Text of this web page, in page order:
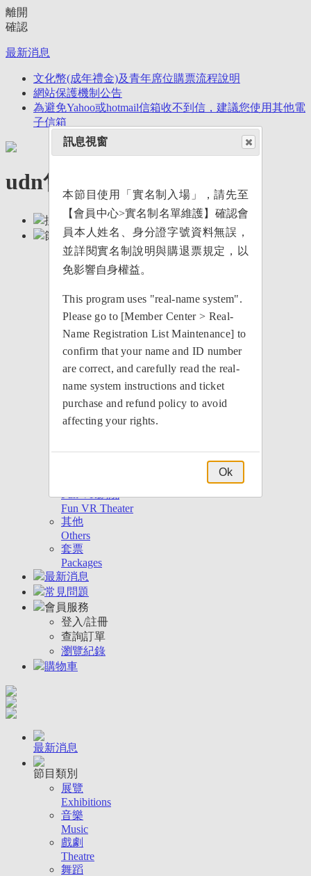
離開
確認
最新消息
文化幣(成年禮金)及青年席位購票流程說明
網站保護機制公告
為避免Yahoo或hotmail信箱收不到信，建議您使用其他電
子信箱
udn售票網
搜尋
節目類別
展覽
Exhibitions
音樂
戲劇
Theatre
舞蹈
Dance
親子
Family
演唱會
Concerts
運動
Sports
Conferences
Fun VR劇院
Fun VR Theater
其他
Others
套票
Packages
最新消息
常見問題
會員服務
登入/註冊
查詢訂單
瀏覽紀錄
購物車
最新消息
節目類別
展覽
Exhibitions
音樂
Music
戲劇
Theatre
舞蹈
訊息視窗
本節目使用「實名制入場」，請先至
【會員中心>實名制名單維護】確認會
員本人姓名、身分證字號資料無誤，
並詳閱實名制說明與購退票規定，以
免影響自身權益。
This program uses "real-name system".
Please go to [Member Center > Real-
Name Registration List Maintenance] to
confirm that your name and ID number
are correct, and carefully read the real-
name system instructions and ticket
purchase and refund policy to avoid
affecting your rights.
Ok